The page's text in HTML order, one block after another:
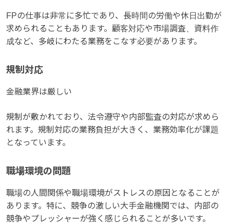
FPの仕事は非常に多忙であり、長時間の労働や休日出勤が
求められることもあります。顧客対応や市場調査、資料作
成など、多岐にわたる業務をこなす必要があります。
規制対応
金融業界は厳しい
規制が敷かれており、法令遵守や内部監査の対応が求めら
れます。規制対応の業務負担が大きく、業務効率化が課題
となっています。
職場環境の問題
職場の人間関係や職場環境がストレスの原因となることが
あります。特に、競争の激しい大手金融機関では、内部の
競争やプレッシャーが強く感じられることが多いです。